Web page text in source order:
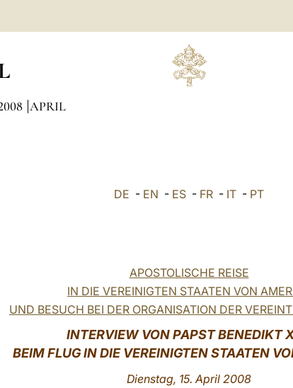
APRIL
DE - EN - ES - FR - IT - PT
APOSTOLISCHE REISE
IN DIE VEREINIGTEN STAATEN VON
UND BESUCH BEI DER ORGANISATION DER
INTERVIEW VON PAPST BENEDIKT
BEIM FLUG IN DIE VEREINIGTEN STAATEN
Dienstag, 15. April 2008